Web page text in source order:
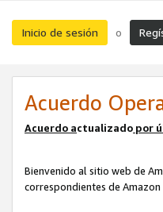
Inicio de sesión o
Acuerdo
Acuerdo actualizado por ú
Bienvenido al sitio web de
correspondientes de